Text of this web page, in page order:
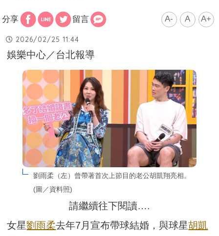
分享 留言 A- A A+
2026/02/25 11:44
娛樂中心／台北報導
劉雨柔（左）曾帶著首次上節目的老公胡凱翔亮相。
(圖／資料照)
請繼續往下閱讀….
女星劉雨柔去年7月宣布帶球結婚，與球星胡凱